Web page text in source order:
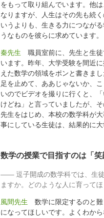
をもって取り組んでいます。他
なりますが、人生はその先も続
いうよりも、生きる力につなが
うなものを彼らに求めています。
秦先生 職員室前に、先生と生徒
います。昨年、大学受験を間近
えた数学の領域をポンと書きま
足を止めて、ああじゃないか、
いのでビデオを撮りに行くと、
けどね」と言っていましたが、
先生をはじめ、本校の数学科が
事にしている生徒は、結果的に
数学の授業で目指すのは「笑
逗子開成の数学科では、生
ますか。どのような人に育って
風間先生 数学に限定するのと難
になってほしいです。よくわか